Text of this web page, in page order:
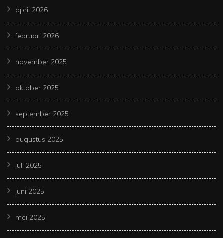
april 2026
februari 2026
november 2025
oktober 2025
september 2025
augustus 2025
juli 2025
juni 2025
mei 2025